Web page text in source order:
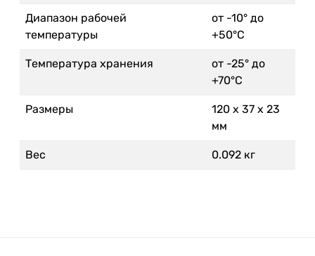
Диапазон рабочей
температуры
от -10° до
+50°С
Температура хранения
от -25° до
+70°С
Размеры
120 x 37 x 23
мм
Вес 0.092 кг